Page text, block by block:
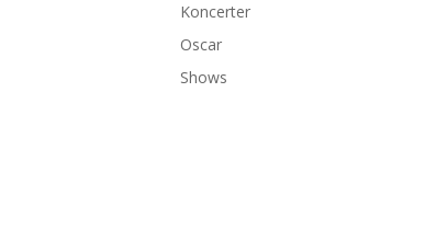
Koncerter
Oscar
Shows